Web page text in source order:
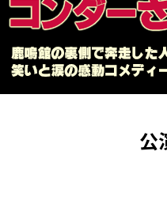
公